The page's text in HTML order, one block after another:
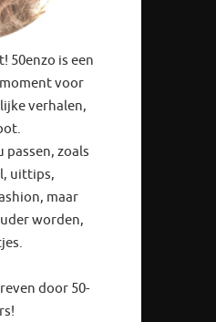
50enzo is een
voor
verhalen,
zoals
uittips,
maar
worden,
door 50-